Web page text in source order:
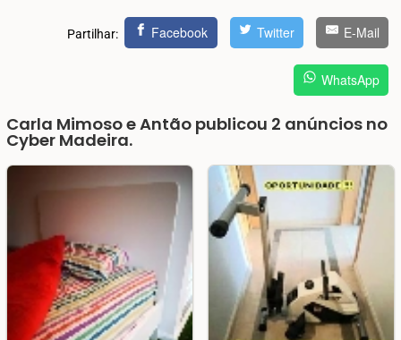
Partilhar: Facebook Twitter E-Mail
WhatsApp
Carla Mimoso e Antão publicou 2 anúncios no
Cyber Madeira.